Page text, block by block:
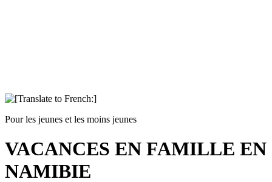
Pour les jeunes et les moins jeunes
VACANCES EN FAMILLE EN
NAMIBIE